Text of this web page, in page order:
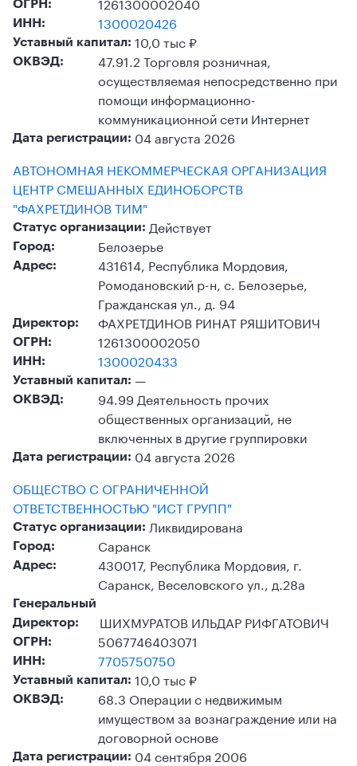
ИНН: 1300020426
Уставный капитал: 10,0 тыс ₽
ОКВЭД:
47.91.2 Торговля розничная,
осуществляемая непосредственно при
помощи информационно-
коммуникационной сети Интернет
Дата регистрации: 04 августа 2026
АВТОНОМНАЯ НЕКОММЕРЧЕСКАЯ ОРГАНИЗАЦИЯ
ЦЕНТР СМЕШАННЫХ ЕДИНОБОРСТВ
"ФАХРЕТДИНОВ ТИМ"
Статус организации: Действует
Город: Белозерье
Адрес:
431614, Республика Мордовия,
Ромодановский р-н, с. Белозерье,
Гражданская ул., д. 94
Директор: ФАХРЕТДИНОВ РИНАТ РЯШИТОВИЧ
ОГРН: 1261300002050
ИНН: 1300020433
Уставный капитал: —
ОКВЭД:
94.99 Деятельность прочих
общественных организаций, не
включенных в другие группировки
Дата регистрации: 04 августа 2026
ОБЩЕСТВО С ОГРАНИЧЕННОЙ
ОТВЕТСТВЕННОСТЬЮ "ИСТ ГРУПП"
Статус организации: Ликвидирована
Город: Саранск
Адрес:
430017, Республика Мордовия, г.
Саранск, Веселовского ул., д.28а
Генеральный
Директор:
ШИХМУРАТОВ ИЛЬДАР РИФГАТОВИЧ
ОГРН: 5067746403071
ИНН: 7705750750
Уставный капитал: 10,0 тыс ₽
ОКВЭД:
68.3 Операции с недвижимым
имуществом за вознаграждение или на
договорной основе
Дата регистрации: 04 сентября 2006